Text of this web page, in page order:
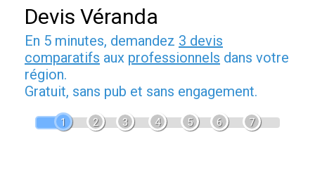
Devis Véranda
En 5 minutes, demandez 3 devis
comparatifs aux professionnels dans votre
région.
Gratuit, sans pub et sans engagement.
1 2 3 4 5 6 7